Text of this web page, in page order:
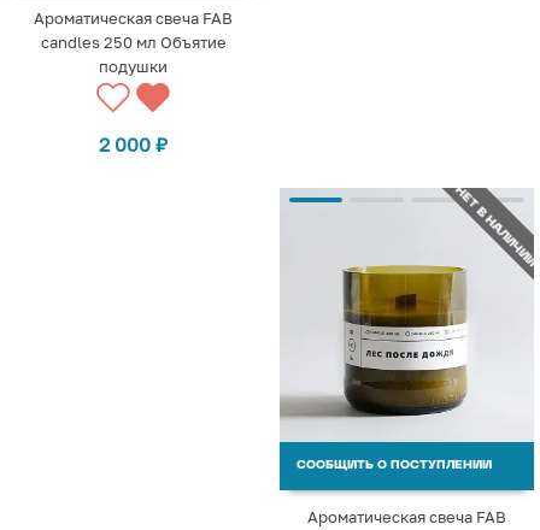
Ароматическая свеча FAB
candles 250 мл Объятие
подушки
2 000 ₽
НЕТ В НАЛИЧИИ
СООБЩИТЬ О ПОСТУПЛЕНИИ
Ароматическая свеча FAB